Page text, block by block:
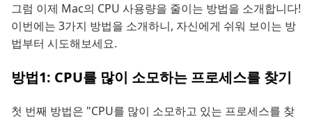
그럼 이제 Mac의 CPU 사용량을 줄이는 방법을 소개합니다!
이번에는 3가지 방법을 소개하니, 자신에게 쉬워 보이는 방
법부터 시도해보세요.
방법1: CPU를 많이 소모하는 프로세스를 찾기
첫 번째 방법은 "CPU를 많이 소모하고 있는 프로세스를 찾